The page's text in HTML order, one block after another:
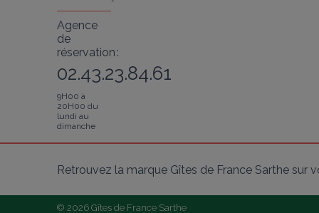
Agence
de
réservation :
02.43.23.84.61
9H00 à
20H00 du
lundi au
dimanche
Retrouvez la marque Gîtes de France Sarthe sur
© 2026 Gîtes de France Sarthe